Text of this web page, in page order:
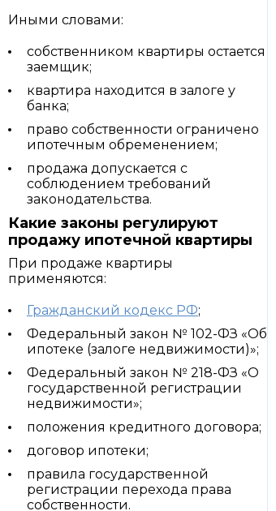
Иными словами:
собственником квартиры остается
заемщик;
квартира находится в залоге у
банка;
право собственности ограничено
ипотечным обременением;
продажа допускается с
соблюдением требований
законодательства.
Какие законы регулируют
продажу ипотечной квартиры
При продаже квартиры
применяются:
Гражданский кодекс РФ;
Федеральный закон № 102-ФЗ «Об
ипотеке (залоге недвижимости)»;
Федеральный закон № 218-ФЗ «О
государственной регистрации
недвижимости»;
положения кредитного договора;
договор ипотеки;
правила государственной
регистрации перехода права
собственности.